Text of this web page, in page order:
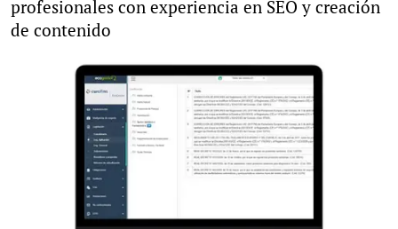
profesionales con experiencia en SEO y creación
de contenido